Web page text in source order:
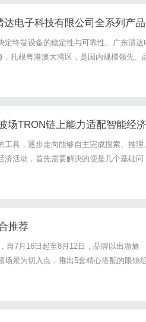
电子科技有限公司全系列产品
终端设备的稳定性与可靠性。广东清达
扎根粤港澳大湾区，是国内规模领先、
全品类布局与严苛品质管控，成为国产
、通用基础电阻：夯实品...
场TRON链上能力适配智能经济
具，逐步走向能够自主完成搜索、推理
活动，首先需要解决的便是几个基础问
起完整的身份、资产与支付能力，AI智
讲中，孙宇晨将数...
推荐
自7月16日起至8月12日，品牌以出游旅
景为切入点，推出5套精心搭配的眼镜组
配镜参考。暑期历来是家庭消费与个人
，多元的生活场景催生了...